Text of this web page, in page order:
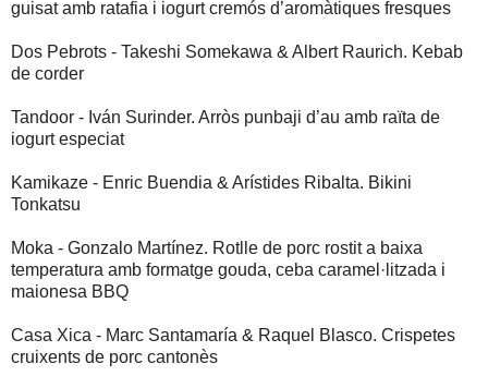
guisat amb ratafia i iogurt cremós d’aromàtiques fresques
Dos Pebrots - Takeshi Somekawa & Albert Raurich. Kebab
de corder
Tandoor - Iván Surinder. Arròs punbaji d’au amb raïta de
iogurt especiat
Kamikaze - Enric Buendia & Arístides Ribalta. Bikini
Tonkatsu
Moka - Gonzalo Martínez. Rotlle de porc rostit a baixa
temperatura amb formatge gouda, ceba caramel·litzada i
maionesa BBQ
Casa Xica - Marc Santamaría & Raquel Blasco. Crispetes
cruixents de porc cantonès